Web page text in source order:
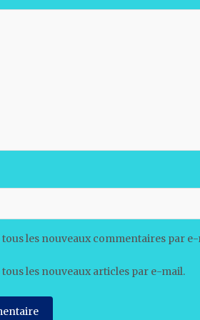
les nouveaux commentaires par
les nouveaux articles par e-mail.